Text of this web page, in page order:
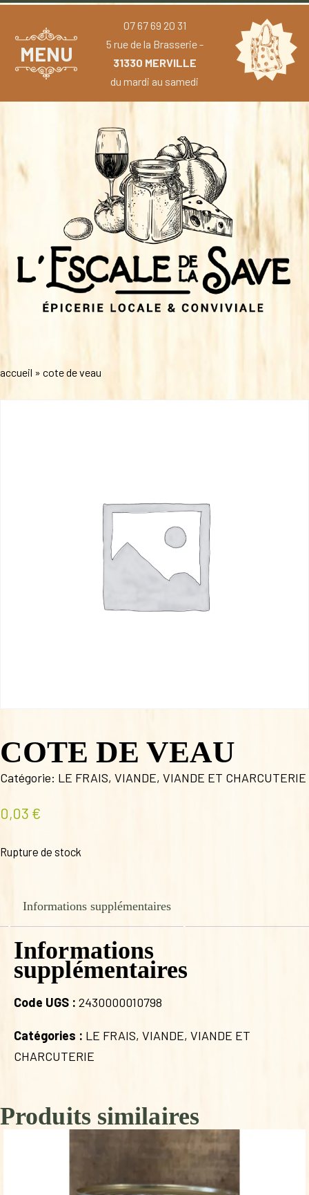
MENU
07 67 69 20 31
5 rue de la Brasserie -
31330 MERVILLE
du mardi au samedi
accueil » cote de veau
COTE DE VEAU
Catégorie: LE FRAIS, VIANDE, VIANDE ET CHARCUTERIE
0,03 €
Rupture de stock
Informations supplémentaires
Informations
supplémentaires
Code UGS : 2430000010798
Catégories : LE FRAIS, VIANDE, VIANDE ET
CHARCUTERIE
Produits similaires